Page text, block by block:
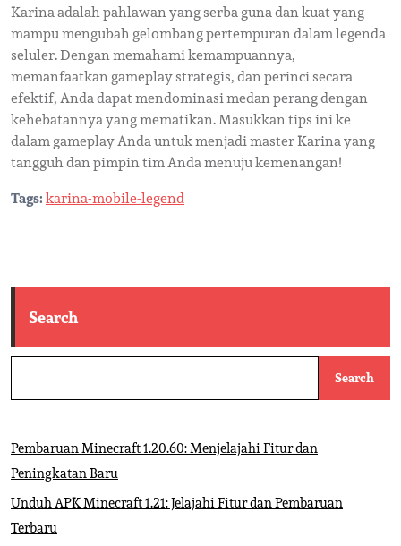
Karina adalah pahlawan yang serba guna dan kuat yang
mampu mengubah gelombang pertempuran dalam legenda
seluler. Dengan memahami kemampuannya,
memanfaatkan gameplay strategis, dan perinci secara
efektif, Anda dapat mendominasi medan perang dengan
kehebatannya yang mematikan. Masukkan tips ini ke
dalam gameplay Anda untuk menjadi master Karina yang
tangguh dan pimpin tim Anda menuju kemenangan!
Tags:karina-mobile-legend
Search
Search
Pembaruan Minecraft 1.20.60: Menjelajahi Fitur dan
Peningkatan Baru
Unduh APK Minecraft 1.21: Jelajahi Fitur dan Pembaruan
Terbaru